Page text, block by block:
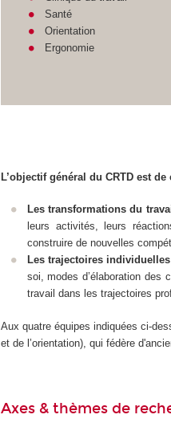
Santé
Orientation
Ergonomie
L’objectif général du CRTD est
Les transformations du
leurs activités, leurs
construire de nouvelles
Les trajectoires
soi, modes d’élaboration des
travail dans les trajectoires
Aux quatre équipes indiquées ci-
et de l’orientation), qui fédère
Axes & thèmes de